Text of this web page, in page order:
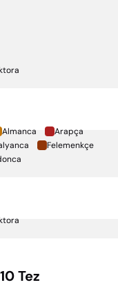
Almanca
Arapça
Felemenkçe
Tez